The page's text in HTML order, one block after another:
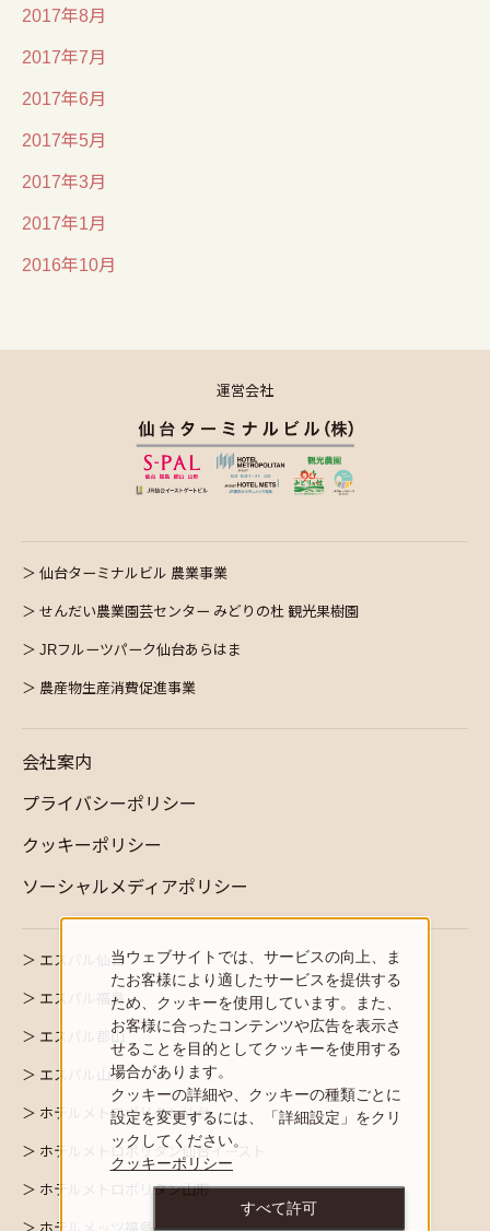
当ウェブサイトでは、サービスの向上、ま
たお客様により適したサービスを提供する
ため、クッキーを使用しています。また、
お客様に合ったコンテンツや広告を表示さ
せることを目的としてクッキーを使用する
場合があります。
クッキーの詳細や、クッキーの種類ごとに
設定を変更するには、「詳細設定」をクリ
ックしてください。
クッキーポリシー
すべて許可
2017年8月
2017年7月
2017年6月
2017年5月
2017年3月
2017年1月
2016年10月
運営会社
仙台ターミナルビル 農業事業
せんだい農業園芸センター みどりの杜 観光果樹園
JRフルーツパーク仙台あらはま
農産物生産消費促進事業
会社案内
プライバシーポリシー
クッキーポリシー
ソーシャルメディアポリシー
エスパル仙台
エスパル福島
エスパル郡山
エスパル山形
ホテルメトロポリタン仙台
ホテルメトロポリタン仙台イースト
ホテルメトロポリタン山形